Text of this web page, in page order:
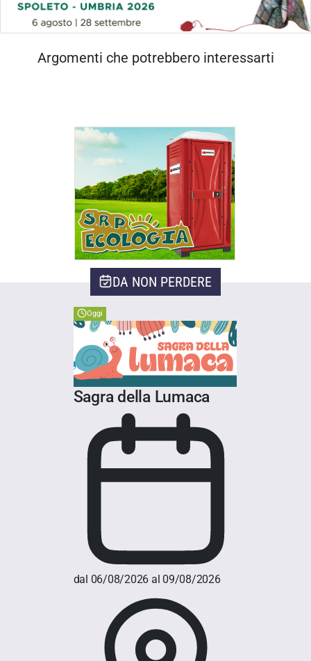
DA NON PERDERE
Oggi
Sagra della Lumaca
dal 06/08/2026 al 09/08/2026
Argomenti che potrebbero interessarti